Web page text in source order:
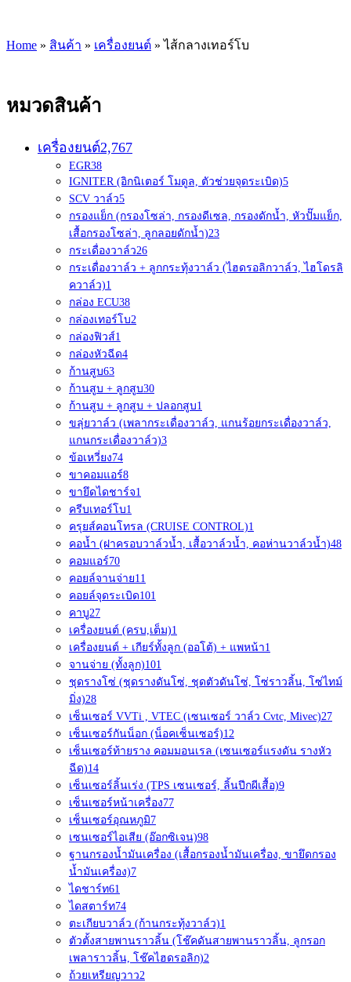
Home » สินค้า » เครื่องยนต์ »ไส้กลางเทอร์โบ
หมวดสินค้า
เครื่องยนต์2,767
EGR38
IGNITER (อิกนิเตอร์ โมดูล, ตัวช่วยจุดระเบิด)5
SCV วาล์ว5
กรองแย็ก (กรองโซล่า, กรองดีเซล, กรองดักน้ำ, หัวปั๊มแย็ก,
เสื้อกรองโซล่า, ลูกลอยดักน้ำ)23
กระเดื่องวาล์ว26
กระเดื่องวาล์ว + ลูกกระทุ้งวาล์ว (ไฮดรอลิกวาล์ว, ไฮโดรลิ
ควาล์ว)1
กล่อง ECU38
กล่องเทอร์โบ2
กล่องฟิวส์1
กล่องหัวฉีด4
ก้านสูบ63
ก้านสูบ + ลูกสูบ30
ก้านสูบ + ลูกสูบ + ปลอกสูบ1
ขลุ่ยวาล์ว (เพลากระเดื่องวาล์ว, แกนร้อยกระเดื่องวาล์ว,
แกนกระเดื่องวาล์ว)3
ข้อเหวี่ยง74
ขาคอมแอร์8
ขายึดไดชาร์จ1
ครีบเทอร์โบ1
ครุยส์คอนโทรล (CRUISE CONTROL)1
คอน้ำ (ฝาครอบวาล์วน้ำ, เสื้อวาล์วน้ำ, คอห่านวาล์วน้ำ)48
คอมแอร์70
คอยล์จานจ่าย11
คอยล์จุดระเบิด101
คาบู27
เครื่องยนต์ (ครบ,เต็ม)1
เครื่องยนต์ + เกียร์ทั้งลูก (ออโต้) + แพหน้า1
จานจ่าย (ทั้งลูก)101
ชุดรางโซ่ (ชุดรางดันโซ่, ชุดตัวดันโซ่, โซ่ราวลิ้น, โซ่ไทม์
มิ่ง)28
เซ็นเซอร์ VVTi , VTEC (เซนเซอร์ วาล์ว Cvtc, Mivec)27
เซ็นเซอร์กันน็อก (น็อคเซ็นเซอร์)12
เซ็นเซอร์ท้ายราง คอมมอนเรล (เซนเซอร์แรงดัน รางหัว
ฉีด)14
เซ็นเซอร์ลิ้นเร่ง (TPS เซนเซอร์, ลิ้นปีกผีเสื้อ)9
เซ็นเซอร์หน้าเครื่อง77
เซ็นเซอร์อุณหภูมิ7
เซนเซอร์ไอเสีย (อ๊อกซิเจน)98
ฐานกรองน้ำมันเครื่อง (เสื้อกรองน้ำมันเครื่อง, ขายึดกรอง
น้ำมันเครื่อง)7
ไดชาร์ท61
ไดสตาร์ท74
ตะเกียบวาล์ว (ก้านกระทุ้งวาล์ว)1
ตัวตั้งสายพานราวลิ้น (โช๊คดันสายพานราวลิ้น, ลูกรอก
เพลาราวลิ้น, โช๊คไฮดรอลิก)2
ถ้วยเหรียญวาว2